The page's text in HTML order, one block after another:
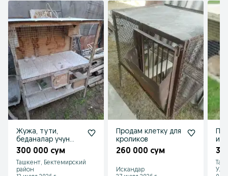
Жужа, тути,
беданалар учун
катак сотилади
300 000 сум
Ташкент, Бектемирский
район
Продам клетку для
кроликов
260 000 сум
Искандар